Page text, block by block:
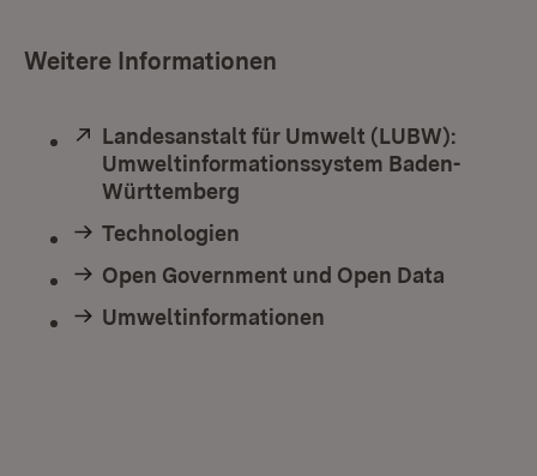
Weitere Informationen
Extern:
Landesanstalt für Umwelt (LUBW):
Umweltinformationssystem Baden-
Württemberg
Technologien
Open Government und Open Data
Umweltinformationen